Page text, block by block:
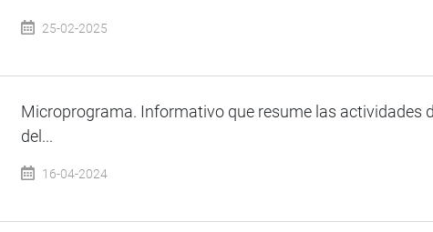
25-02-2025
Microprograma. Informativo que resume las actividades
del...
16-04-2024